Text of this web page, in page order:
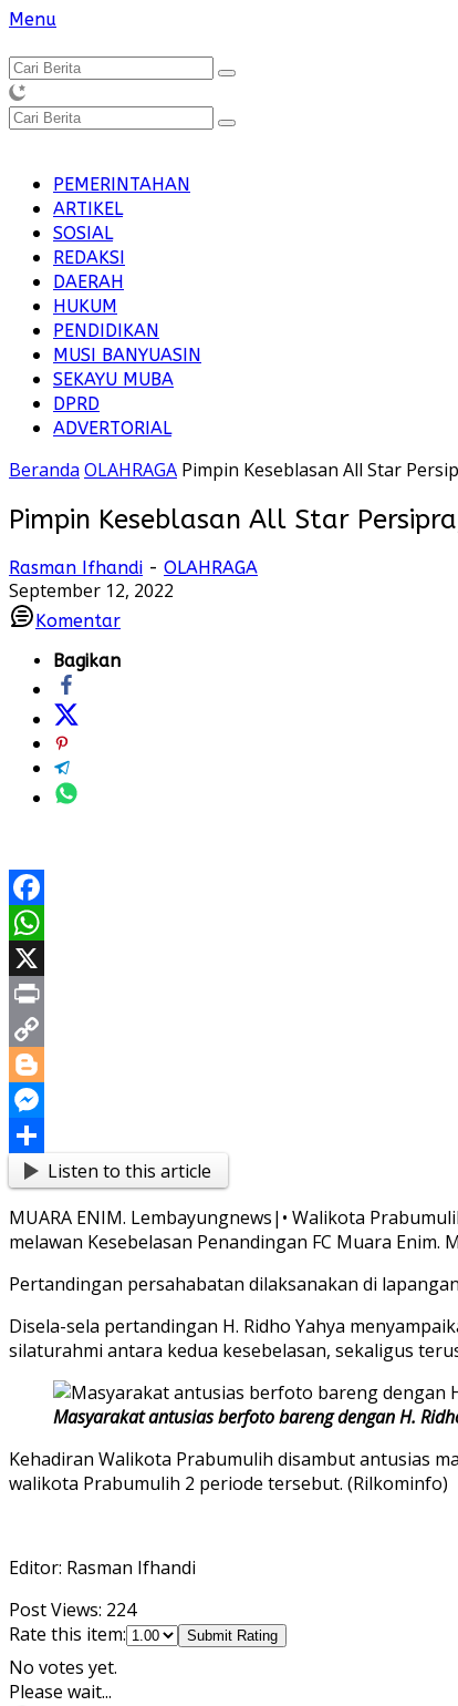
Langsung
konten
Menu
PEMERINTAHAN
ARTIKEL
SOSIAL
REDAKSI
DAERAH
HUKUM
PENDIDIKAN
MUSI BANYUASIN
SEKAYU MUBA
DPRD
ADVERTORIAL
Beranda OLAHRAGA Pimpin Keseblasan All Star
Pimpin Keseblasan All Star
Rasman Ifhandi - OLAHRAGA
September 12, 2022
Komentar
Bagikan
Facebook
WhatsApp
X
Print
Copy
Link
Blogger
Messenger
ShareListen to this article
MUARA ENIM. Lembayungnews|• Walikota
melawan Kesebelasan Penandingan FC Muara Enim.
Pertandingan persahabatan dilaksanakan di
Disela-sela pertandingan H. Ridho Yahya
silaturahmi antara kedua kesebelasan, sekaligus
Masyarakat antusias berfoto bareng dengan H.
Kehadiran Walikota Prabumulih disambut antusias
walikota Prabumulih 2 periode tersebut. (Rilkominfo)
Editor: Rasman Ifhandi
Post Views: 224
Rate this item:
Submit Rating
No votes yet.
Please wait...